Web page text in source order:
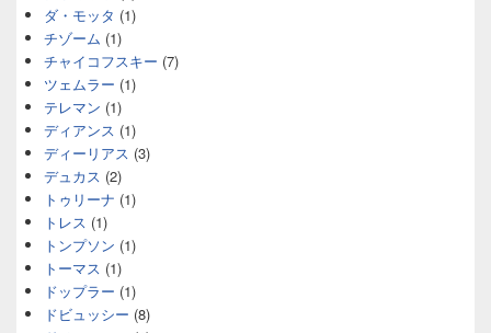
ダ・モッタ (1)
チゾーム (1)
チャイコフスキー (7)
ツェムラー (1)
テレマン (1)
ディアンス (1)
ディーリアス (3)
デュカス (2)
トゥリーナ (1)
トレス (1)
トンプソン (1)
トーマス (1)
ドップラー (1)
ドビュッシー (8)